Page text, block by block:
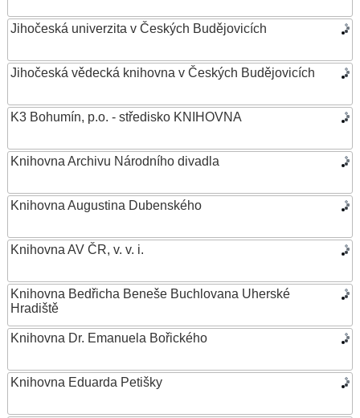
Jihočeská univerzita v Českých Budějovicích
Jihočeská vědecká knihovna v Českých Budějovicích
K3 Bohumín, p.o. - středisko KNIHOVNA
Knihovna Archivu Národního divadla
Knihovna Augustina Dubenského
Knihovna AV ČR, v. v. i.
Knihovna Bedřicha Beneše Buchlovana Uherské
Hradiště
Knihovna Dr. Emanuela Bořického
Knihovna Eduarda Petišky